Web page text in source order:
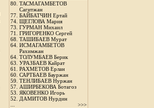
80. ТАСМАГАМБЕТОВ
Сагитжан
77. БАЙБАТЧИН Ертай
74. ЩЕГЛОВА Мария
73. ГУРМАН Михаил
71. ГРИГОРЕНКО Сергей
68. ТАШИБАЕВ Мурат
64. ИСМАГАМБЕТОВ
Рахимжан
64. ТОЛУМБАЕВ Берик
63. УРАЗБАЕВ Кайрат
61. РАХМЕТОВ Ерлан
60. САРТБАЕВ Бауржан
59. ТЕНЛИБАЕВ Нуржан
57. АШИРБЕКОВА Ботагоз
53. ЯКОВЕНКО Игорь
52. ДАМИТОВ Нурдин
>>>